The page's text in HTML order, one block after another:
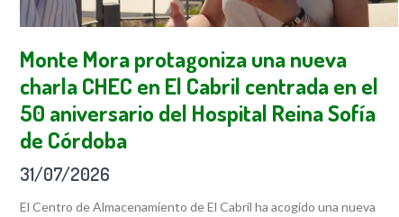
Monte Mora protagoniza una nueva
charla CHEC en El Cabril centrada en el
50 aniversario del Hospital Reina Sofía
de Córdoba
31/07/2026
El Centro de Almacenamiento de El Cabril ha acogido una nueva